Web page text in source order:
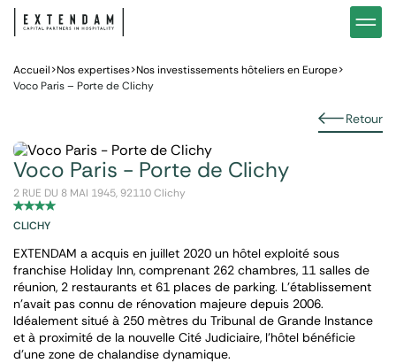
Notre stratégie d’investissements hôteliers Nos
Investir
Vous êtes
Actualités
Accueil>Nos expertises>Nos investissements hôteliers en Europe>
Voco Paris – Porte de Clichy
Retour
Voco Paris - Porte de Clichy
2 RUE DU 8 MAI 1945, 92110 Clichy
CLICHY
EXTENDAM a acquis en juillet 2020 un hôtel exploité sous
franchise Holiday Inn, comprenant 262 chambres, 11 salles de
réunion, 2 restaurants et 61 places de parking. L’établissement
n’avait pas connu de rénovation majeure depuis 2006.
Idéalement situé à 250 mètres du Tribunal de Grande Instance
et à proximité de la nouvelle Cité Judiciaire, l’hôtel bénéficie
d’une zone de chalandise dynamique.